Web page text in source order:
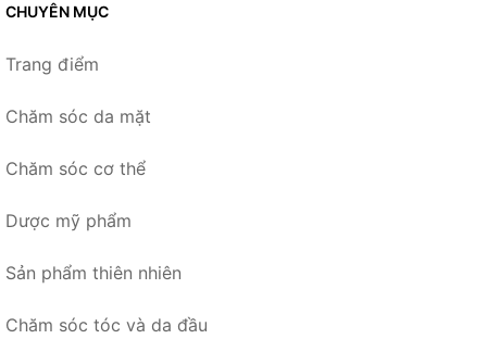
CHUYÊN MỤC
Trang điểm
Chăm sóc da mặt
Chăm sóc cơ thể
Dược mỹ phẩm
Sản phẩm thiên nhiên
Chăm sóc tóc và da đầu